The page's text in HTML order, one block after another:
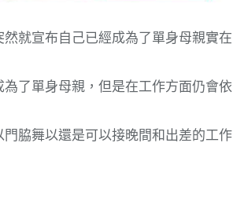
就宣布自己已經成為了單身母親實在
了單身母親，但是在工作方面仍會依
脇舞以還是可以接晚間和出差的工作